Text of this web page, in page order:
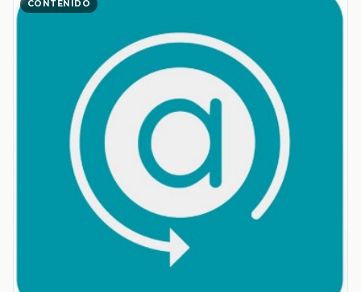
CONTENIDO